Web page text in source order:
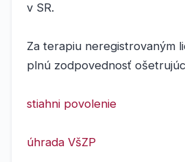
v SR.
Za terapiu neregistrovaným
plnú zodpovednosť
stiahni povolenie
úhrada VšZP